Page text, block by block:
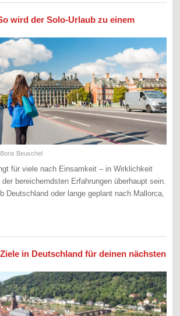
wird der Solo-Urlaub zu einem
Beuschel
für viele nach Einsamkeit – in Wirklichkeit
bereicherndsten Erfahrungen überhaupt sein.
Deutschland oder lange geplant nach Mallorca,
in Deutschland für deinen nächsten